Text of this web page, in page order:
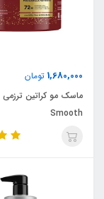
1,680,000 تومان
Smooth